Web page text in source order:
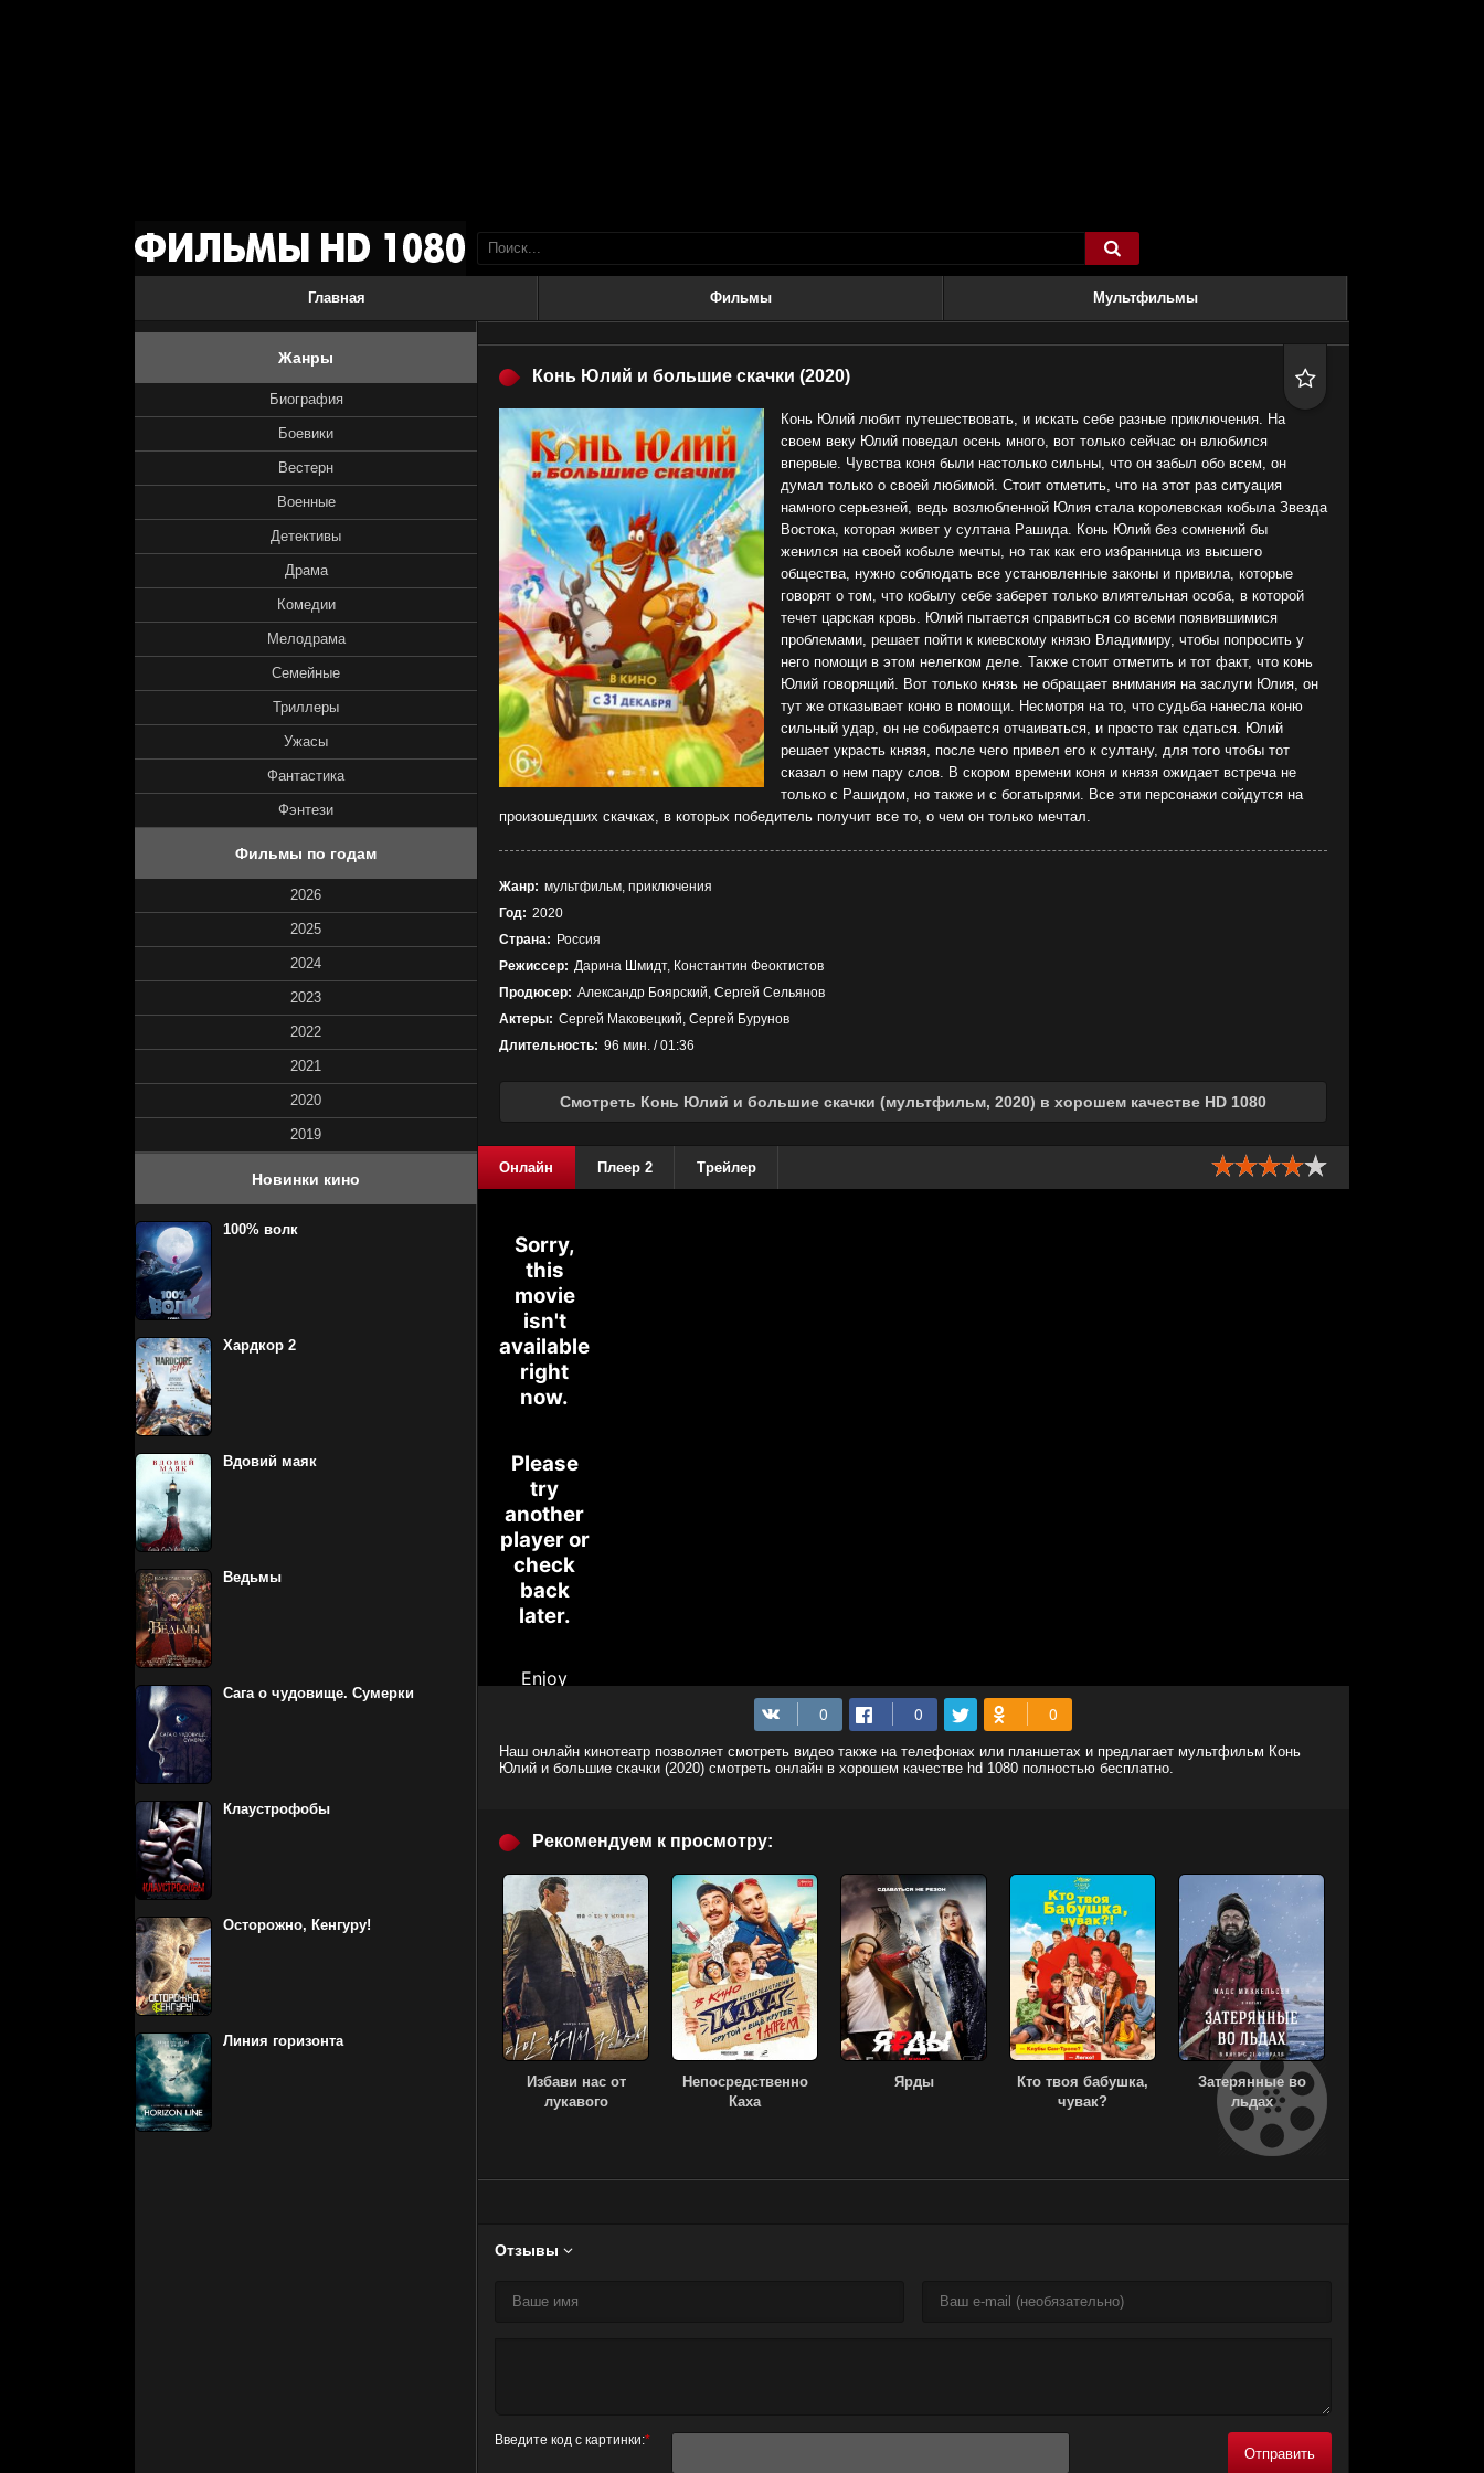

Главная Фильмы Мультфильмы
Конь Юлий и большие скачки (2020) 
Конь Юлий любит путешествовать, и искать себе разные приключения. На
своем веку Юлий поведал осень много, вот только сейчас он влюбился
впервые. Чувства коня были настолько сильны, что он забыл обо всем, он
думал только о своей любимой. Стоит отметить, что на этот раз ситуация
намного серьезней, ведь возлюбленной Юлия стала королевская кобыла Звезда
Востока, которая живет у султана Рашида. Конь Юлий без сомнений бы
женился на своей кобыле мечты, но так как его избранница из высшего
общества, нужно соблюдать все установленные законы и привила, которые
говорят о том, что кобылу себе заберет только влиятельная особа, в которой
течет царская кровь. Юлий пытается справиться со всеми появившимися
проблемами, решает пойти к киевскому князю Владимиру, чтобы попросить у
него помощи в этом нелегком деле. Также стоит отметить и тот факт, что конь
Юлий говорящий. Вот только князь не обращает внимания на заслуги Юлия, он
тут же отказывает коню в помощи. Несмотря на то, что судьба нанесла коню
сильный удар, он не собирается отчаиваться, и просто так сдаться. Юлий
решает украсть князя, после чего привел его к султану, для того чтобы тот
сказал о нем пару слов. В скором времени коня и князя ожидает встреча не
только с Рашидом, но также и с богатырями. Все эти персонажи сойдутся на
произошедших скачках, в которых победитель получит все то, о чем он только мечтал.
Жанр: мультфильм, приключения
Год: 2020
Страна: Россия
Режиссер: Дарина Шмидт, Константин Феоктистов
Продюсер: Александр Боярский, Сергей Сельянов
Актеры: Сергей Маковецкий, Сергей Бурунов
Длительность: 96 мин. / 01:36
Смотреть Конь Юлий и большие скачки (мультфильм, 2020) в хорошем качестве HD 1080
Онлайн Плеер 2 Трейлер
Наш онлайн кинотеатр позволяет смотреть видео также на телефонах или планшетах и предлагает мультфильм Конь
Юлий и большие скачки (2020) смотреть онлайн в хорошем качестве hd 1080 полностью бесплатно.
Рекомендуем к просмотру:
Избави нас от
лукавого
Непосредственно
Каха
Ярды
Кто твоя бабушка,
чувак?
Затерянные во
льдах
Отзывы 
Введите код с картинки:*
Отправить
Жанры
Биография
Боевики
Вестерн
Военные
Детективы
Драма
Комедии
Мелодрама
Семейные
Триллеры
Ужасы
Фантастика
Фэнтези
Фильмы по годам
2026
2025
2024
2023
2022
2021
2020
2019
Новинки кино
100% волк
Хардкор 2
Вдовий маяк
Ведьмы
Сага о чудовище. Сумерки
Клаустрофобы
Осторожно, Кенгуру!
Линия горизонта